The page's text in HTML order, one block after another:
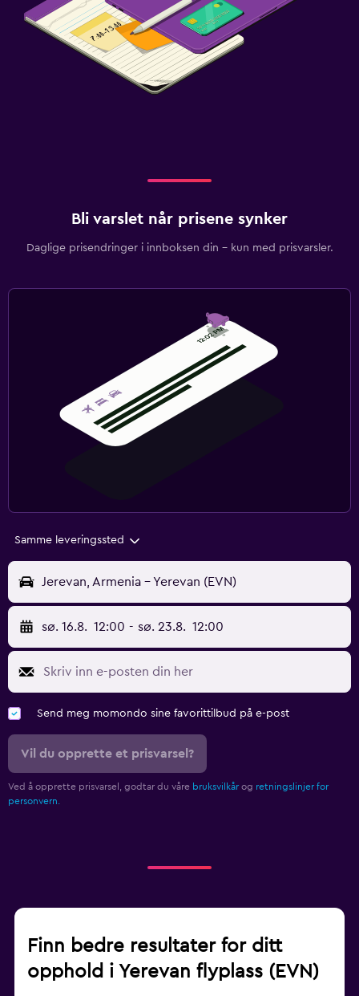
Bli varslet når prisene synker
Daglige prisendringer i innboksen din – kun med prisvarsler.
Samme leveringssted
Jerevan, Armenia - Yerevan (EVN)
sø. 16.8. 12:00 - sø. 23.8. 12:00
Send meg momondo sine favorittilbud på e-post
Vil du opprette et prisvarsel?
Ved å opprette prisvarsel, godtar du våre bruksvilkår og retningslinjer for
personvern.
Finn bedre resultater for ditt
opphold i Yerevan flyplass (EVN)